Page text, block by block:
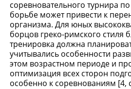
соревновательного турнира
борьбе может привести к
организма. Для юных
борцов греко-римского стиля
тренировка должна
учитывались особенности
этом возрастном периоде и
оптимизация всех сторон
особенно к соревнованиям [4,